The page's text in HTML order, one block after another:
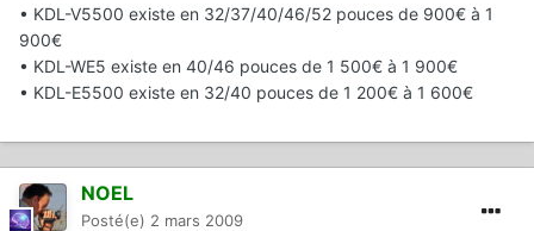
• KDL-V5500 existe en 32/37/40/46/52 pouces de 900€ à 1
900€
• KDL-WE5 existe en 40/46 pouces de 1 500€ à 1 900€
• KDL-E5500 existe en 32/40 pouces de 1 200€ à 1 600€
NOEL
Posté(e) 2 mars 2009